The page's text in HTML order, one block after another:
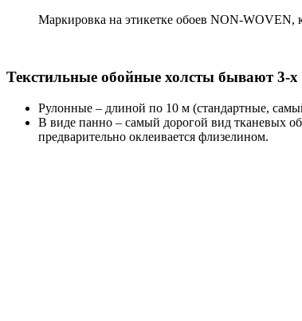
Маркировка на этикетке обоев NON-WOVEN,
Текстильные обойные холсты бывают 3-х
Рулонные – длиной по 10 м (стандартные,
В виде панно – самый дорогой вид тканевых
предварительно оклеивается флизелином.